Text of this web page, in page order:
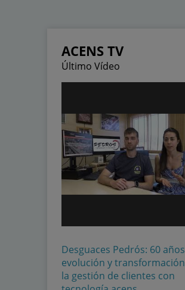
ACENS TV
Último Vídeo
Desguaces Pedrós: 60
evolución y
la gestión de clientes con